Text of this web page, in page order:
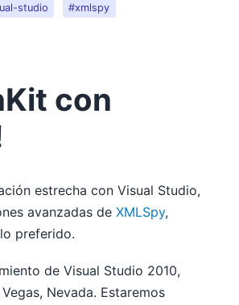
studio #xmlspy
con
estrecha con Visual Studio,
avanzadas deXMLSpy,
preferido.
de Visual Studio 2010,
Nevada. Estaremos